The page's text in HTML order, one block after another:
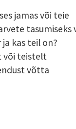
jamas või teie
tasumiseks
kas teil on?
või teistelt
võtta